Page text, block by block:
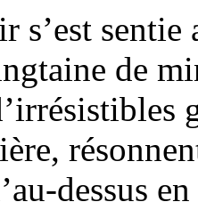
s’est
de
dessus